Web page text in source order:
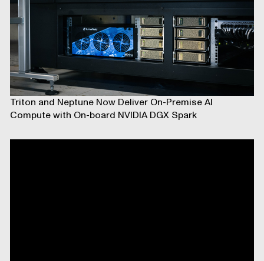
Triton and Neptune Now Deliver On-Premise AI
Compute with On-board NVIDIA DGX Spark